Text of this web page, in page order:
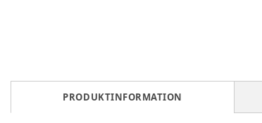
PRODUKTINFORMATION